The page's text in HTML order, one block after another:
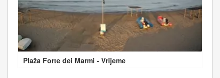
Plaža Forte dei Marmi - Vrijeme